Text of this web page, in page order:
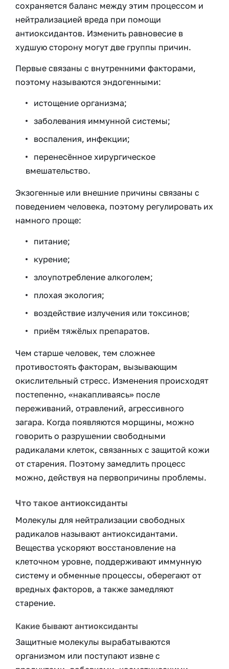
сохраняется баланс между этим процессом и
нейтрализацией вреда при помощи
антиоксидантов. Изменить равновесие в
худшую сторону могут две группы причин.
Первые связаны с внутренними факторами,
поэтому называются эндогенными:
истощение организма;
заболевания иммунной системы;
воспаления, инфекции;
перенесённое хирургическое
вмешательство.
Экзогенные или внешние причины связаны с
поведением человека, поэтому регулировать их
намного проще:
питание;
курение;
злоупотребление алкоголем;
плохая экология;
воздействие излучения или токсинов;
приём тяжёлых препаратов.
Чем старше человек, тем сложнее
противостоять факторам, вызывающим
окислительный стресс. Изменения происходят
постепенно, «накапливаясь» после
переживаний, отравлений, агрессивного
загара. Когда появляются морщины, можно
говорить о разрушении свободными
радикалами клеток, связанных с защитой кожи
от старения. Поэтому замедлить процесс
можно, действуя на первопричины проблемы.
Что такое антиоксиданты
Молекулы для нейтрализации свободных
радикалов называют антиоксидантами.
Вещества ускоряют восстановление на
клеточном уровне, поддерживают иммунную
систему и обменные процессы, оберегают от
вредных факторов, а также замедляют
старение.
Какие бывают антиоксиданты
Защитные молекулы вырабатываются
организмом или поступают извне с